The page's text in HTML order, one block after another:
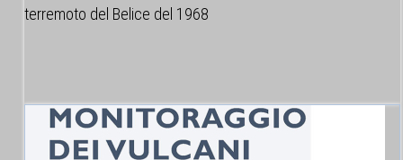
terremoto del Belice del 1968